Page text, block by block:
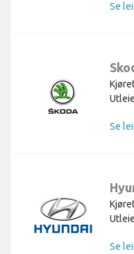
Se
Se
Se